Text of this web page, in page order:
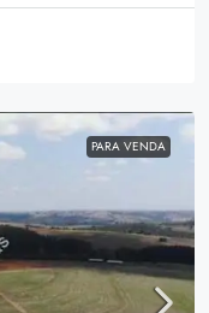
PARA VENDA